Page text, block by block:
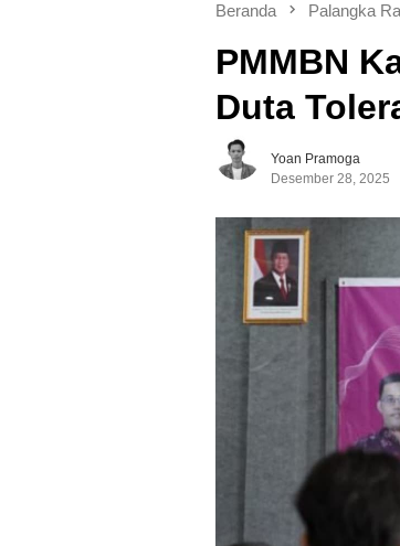
Beranda Palangka
PMMBN
Duta
Yoan Pramoga
Desember 28, 2025